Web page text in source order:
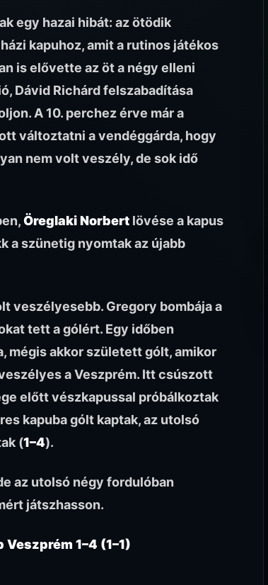
egy hazai hibát: az ötödik
kapuhoz, amit a rutinos játékos
is elővette az öt a négy elleni
Dávid Richárd felszabadítása
A 10. perchez érve már a
változtatni a vendéggárda, hogy
nem volt veszély, de sok idő
Öreglaki Norbertlövése a kapus
a szünetig nyomtak az újabb
veszélyesebb. Gregory bombája a
tett a gólért. Egy időben
mégis akkor született gólt, amikor
a Veszprém. Itt csúszott
előtt vészkapussal próbálkoztak
kapuba gólt kaptak, az utolsó
(1–4).
az utolsó négy fordulóban
játszhasson.
Veszprém 1–4 (1–1)